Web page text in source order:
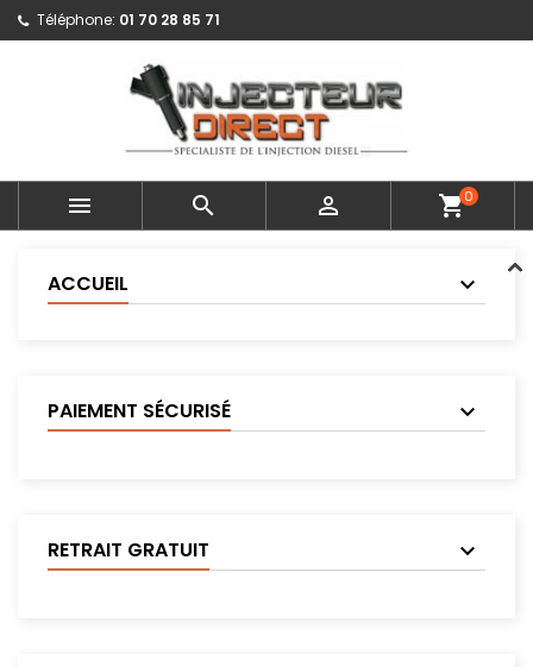
Téléphone: 01 70 28 85 71
   shopping_cart0
ACCUEIL
PAIEMENT SÉCURISÉ
RETRAIT GRATUIT